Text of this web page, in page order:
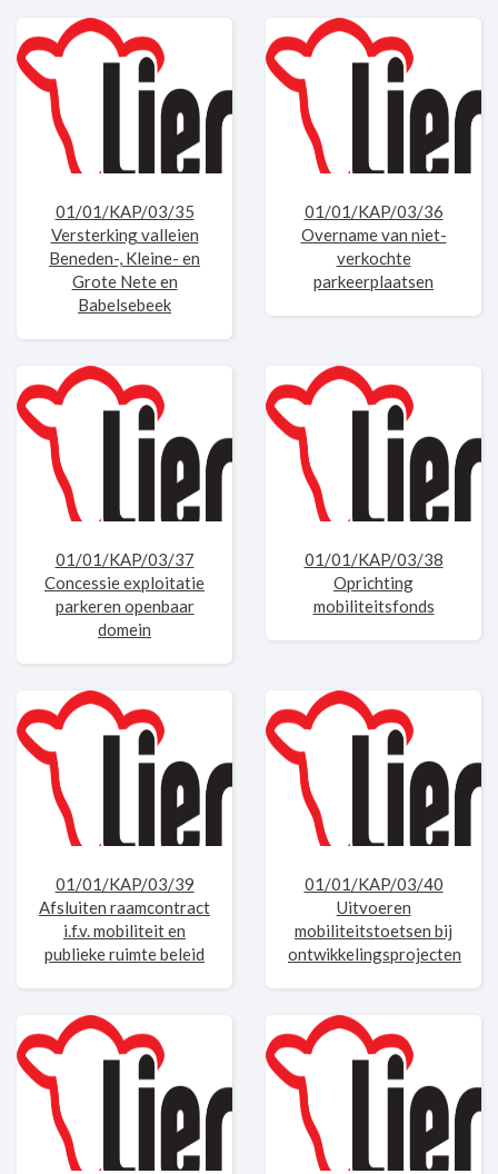
01/01/KAP/03/35
Versterking valleien
Beneden-, Kleine- en
Grote Nete en
Babelsebeek
01/01/KAP/03/36
Overname van niet-
verkochte
parkeerplaatsen
01/01/KAP/03/37
Concessie exploitatie
parkeren openbaar
domein
01/01/KAP/03/38
Oprichting
mobiliteitsfonds
01/01/KAP/03/39
Afsluiten raamcontract
i.f.v. mobiliteit en
publieke ruimte beleid
01/01/KAP/03/40
Uitvoeren
mobiliteitstoetsen bij
ontwikkelingsprojecten